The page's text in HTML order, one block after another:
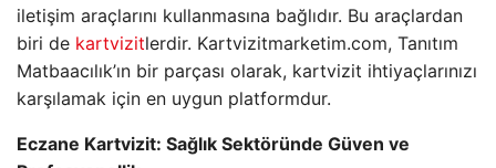
iletişim araçlarını kullanmasına bağlıdır. Bu araçlardan
biri de kartvizitlerdir. Kartvizitmarketim.com, Tanıtım
Matbaacılık’ın bir parçası olarak, kartvizit ihtiyaçlarınızı
karşılamak için en uygun platformdur.
Eczane Kartvizit: Sağlık Sektöründe Güven ve